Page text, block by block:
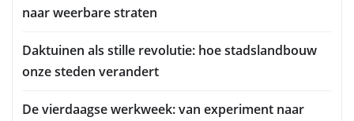
naar weerbare straten
Daktuinen als stille revolutie: hoe stadslandbouw
onze steden verandert
De vierdaagse werkweek: van experiment naar